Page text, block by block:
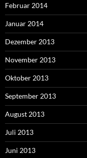
Februar 2014
Januar 2014
Dezember 2013
November 2013
Oktober 2013
September 2013
August 2013
Juli 2013
Juni 2013